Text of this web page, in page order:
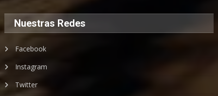
Nuestras Redes
Facebook
Instagram
Twitter